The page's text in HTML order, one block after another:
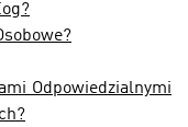
Odpowiedzialnymi